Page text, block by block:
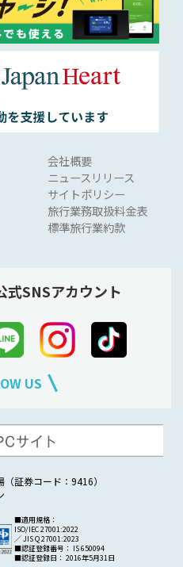
会社概要
ニュースリリース
サイトポリシー
旅行業務取扱料金表
標準旅行業約款
式SNSアカウント
US
証券コード：9416）
■適用規格：
ISO/IEC 27001:2022
／ JIS Q 27001:2023
■認証登録番号： IS 650094
■認証登録日： 2016年5月31日